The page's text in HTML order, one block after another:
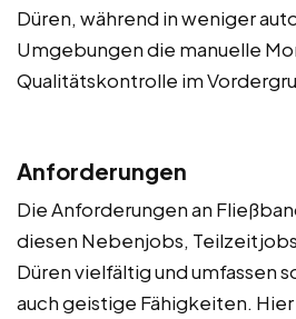
Düren, während in weniger
Umgebungen die manuelle
Qualitätskontrolle im
Anforderungen
Die Anforderungen an
diesen Nebenjobs,
Düren vielfältig und umfassen
auch geistige Fähigkeiten.